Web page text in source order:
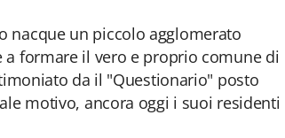
nacque un piccolo agglomerato
formare il vero e proprio comune di
da il "Questionario" posto
motivo, ancora oggi i suoi residenti